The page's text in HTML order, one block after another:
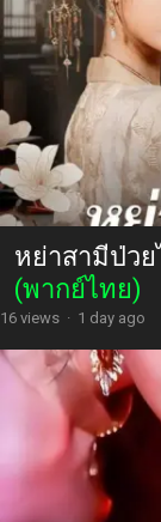
หย่าสามีป่ว
(พากย์ไทย)
16 views · 1 day ago